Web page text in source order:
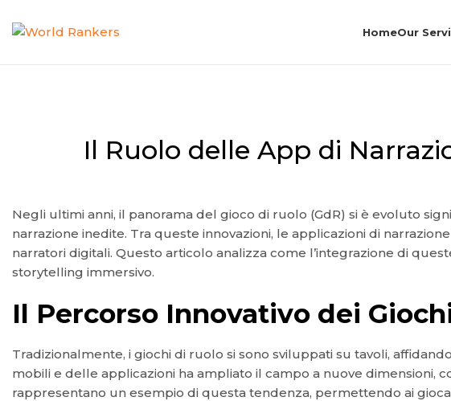
HomeOur
Il Ruolo delle App di
Negli ultimi anni, il panorama del gioco di ruolo (GdR) si è evoluto
narrazione inedite. Tra queste innovazioni, le applicazioni di
narratori digitali. Questo articolo analizza come l’integrazione di
storytelling immersivo.
Il Percorso Innovativo dei
Tradizionalmente, i giochi di ruolo si sono sviluppati su tavoli,
mobili e delle applicazioni ha ampliato il campo a nuove dimensioni,
rappresentano un esempio di questa tendenza, permettendo ai